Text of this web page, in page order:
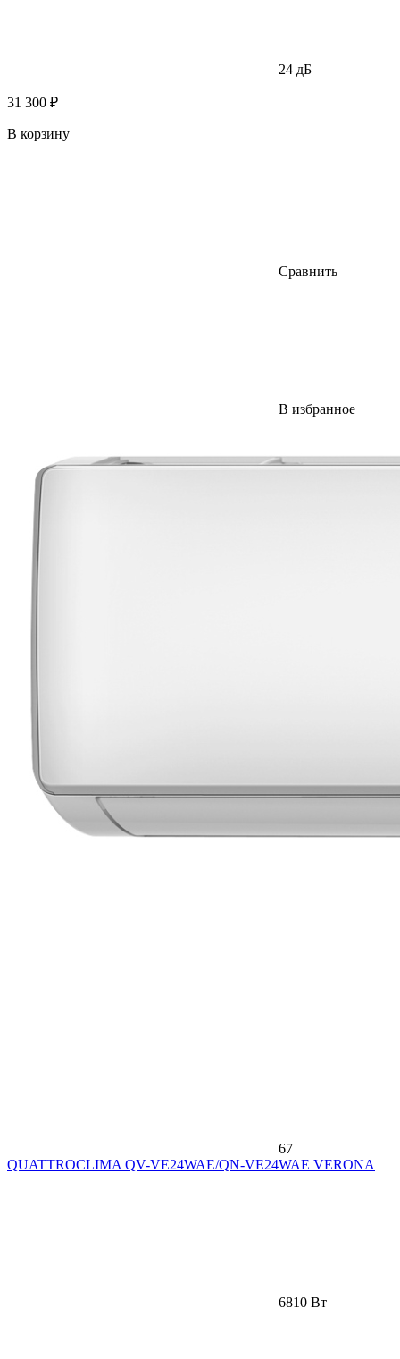
24 дБ
31 300 ₽
В корзину
Сравнить
В избранное
67
QUATTROCLIMA QV-VE24WAE/QN-VE24WAE VERONA
6810 Вт